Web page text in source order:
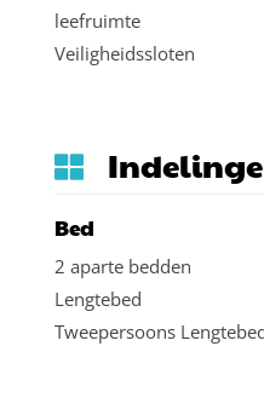
leefruimte
Veiligheidssloten
Bed
2 aparte bedden
Lengtebed
Tweepersoons